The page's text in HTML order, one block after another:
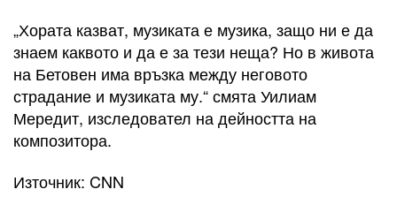
„Хората казват, музиката е музика, защо ни е да
знаем каквото и да е за тези неща? Но в живота
на Бетовен има връзка между неговото
страдание и музиката му.“ смята Уилиам
Мередит, изследовател на дейността на
композитора.
Източник: CNN